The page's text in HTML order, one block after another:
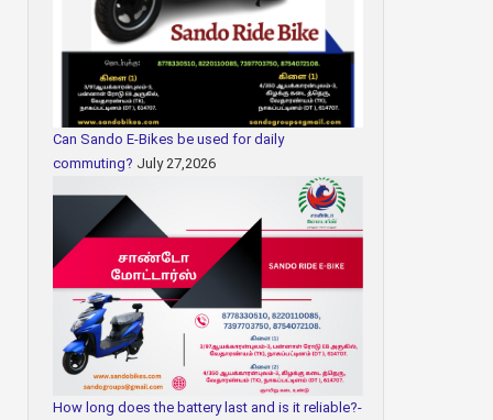
Can Sando E-Bikes be used for daily
commuting? July 27,2026
How long does the battery last and is it reliable?-